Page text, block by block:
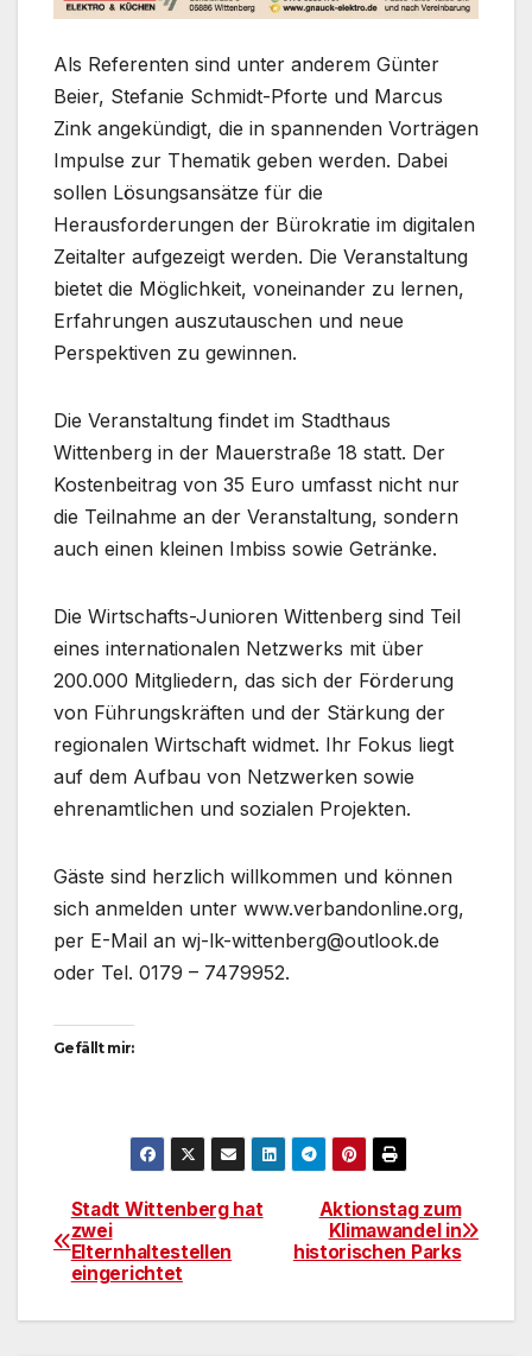
Als Referenten sind unter anderem Günter
Beier, Stefanie Schmidt-Pforte und Marcus
Zink angekündigt, die in spannenden Vorträgen
Impulse zur Thematik geben werden. Dabei
sollen Lösungsansätze für die
Herausforderungen der Bürokratie im digitalen
Zeitalter aufgezeigt werden. Die Veranstaltung
bietet die Möglichkeit, voneinander zu lernen,
Erfahrungen auszutauschen und neue
Perspektiven zu gewinnen.
Die Veranstaltung findet im Stadthaus
Wittenberg in der Mauerstraße 18 statt. Der
Kostenbeitrag von 35 Euro umfasst nicht nur
die Teilnahme an der Veranstaltung, sondern
auch einen kleinen Imbiss sowie Getränke.
Die Wirtschafts-Junioren Wittenberg sind Teil
eines internationalen Netzwerks mit über
200.000 Mitgliedern, das sich der Förderung
von Führungskräften und der Stärkung der
regionalen Wirtschaft widmet. Ihr Fokus liegt
auf dem Aufbau von Netzwerken sowie
ehrenamtlichen und sozialen Projekten.
Gäste sind herzlich willkommen und können
sich anmelden unter www.verbandonline.org,
per E-Mail an wj-lk-wittenberg@outlook.de
oder Tel. 0179 – 7479952.
Gefällt mir:
Beitragsnavigation
Aktionstag zum
Klimawandel in
historischen Parks
Stadt Wittenberg hat
zwei
Elternhaltestellen
eingerichtet